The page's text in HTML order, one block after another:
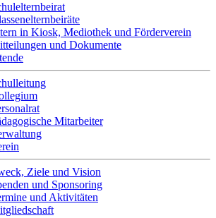
in Kiosk, Mediothek und Förderverein
und Dokumente
Mitarbeiter
Ziele und Vision
und Sponsoring
und Aktivitäten